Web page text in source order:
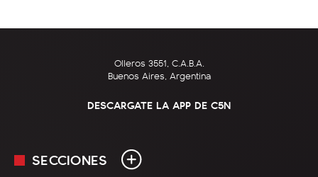
Olleros 3551, C.A.B.A.
Buenos Aires, Argentina
DESCARGATE LA APP DE C5N
SECCIONES